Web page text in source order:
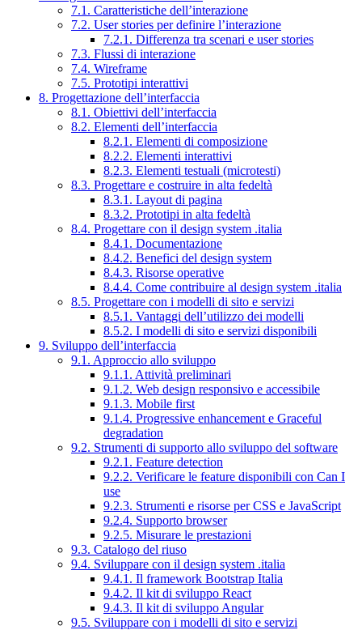
7.1. Caratteristiche dell’interazione
7.2. User stories per definire l’interazione
7.2.1. Differenza tra scenari e user stories
7.3. Flussi di interazione
7.4. Wireframe
7.5. Prototipi interattivi
8. Progettazione dell’interfaccia
8.1. Obiettivi dell’interfaccia
8.2. Elementi dell’interfaccia
8.2.1. Elementi di composizione
8.2.2. Elementi interattivi
8.2.3. Elementi testuali (microtesti)
8.3. Progettare e costruire in alta fedeltà
8.3.1. Layout di pagina
8.3.2. Prototipi in alta fedeltà
8.4. Progettare con il design system .italia
8.4.1. Documentazione
8.4.2. Benefici del design system
8.4.3. Risorse operative
8.4.4. Come contribuire al design system .italia
8.5. Progettare con i modelli di sito e servizi
8.5.1. Vantaggi dell’utilizzo dei modelli
8.5.2. I modelli di sito e servizi disponibili
9. Sviluppo dell’interfaccia
9.1. Approccio allo sviluppo
9.1.1. Attività preliminari
9.1.2. Web design responsivo e accessibile
9.1.3. Mobile first
9.1.4. Progressive enhancement e Graceful
degradation
9.2. Strumenti di supporto allo sviluppo del software
9.2.1. Feature detection
9.2.2. Verificare le feature disponibili con Can I
use
9.2.3. Strumenti e risorse per CSS e JavaScript
9.2.4. Supporto browser
9.2.5. Misurare le prestazioni
9.3. Catalogo del riuso
9.4. Sviluppare con il design system .italia
9.4.1. Il framework Bootstrap Italia
9.4.2. Il kit di sviluppo React
9.4.3. Il kit di sviluppo Angular
9.5. Sviluppare con i modelli di sito e servizi